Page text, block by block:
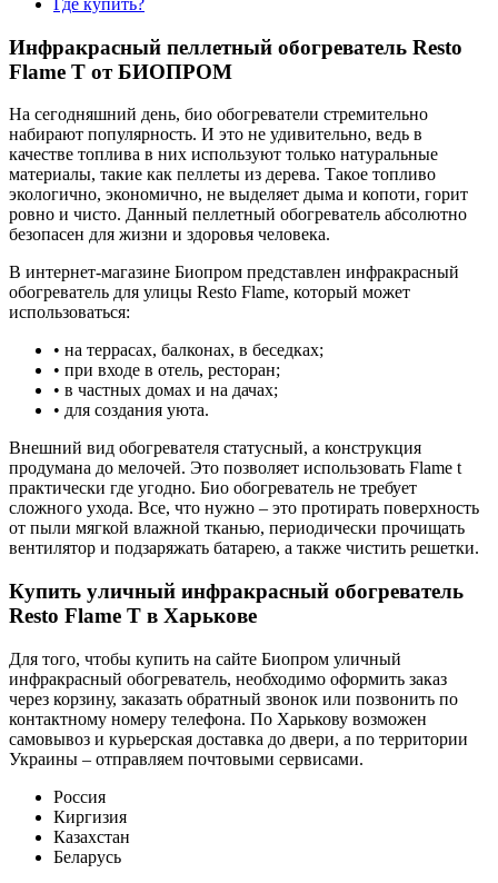
Инфракрасный пеллетный обогреватель Resto
Flame T от БИОПРОМ
На сегодняшний день, био обогреватели стремительно
набирают популярность. И это не удивительно, ведь в
качестве топлива в них используют только натуральные
материалы, такие как пеллеты из дерева. Такое топливо
экологично, экономично, не выделяет дыма и копоти, горит
ровно и чисто. Данный пеллетный обогреватель абсолютно
безопасен для жизни и здоровья человека.
В интернет-магазине Биопром представлен инфракрасный
обогреватель для улицы Resto Flame, который может
использоваться:
• на террасах, балконах, в беседках;
• при входе в отель, ресторан;
• в частных домах и на дачах;
• для создания уюта.
Внешний вид обогревателя статусный, а конструкция
продумана до мелочей. Это позволяет использовать Flame t
практически где угодно. Био обогреватель не требует
сложного ухода. Все, что нужно – это протирать поверхность
от пыли мягкой влажной тканью, периодически прочищать
вентилятор и подзаряжать батарею, а также чистить решетки.
Купить уличный инфракрасный обогреватель
Resto Flame T в Харькове
Для того, чтобы купить на сайте Биопром уличный
инфракрасный обогреватель, необходимо оформить заказ
через корзину, заказать обратный звонок или позвонить по
контактному номеру телефона. По Харькову возможен
самовывоз и курьерская доставка до двери, а по территории
Украины – отправляем почтовыми сервисами.
Россия
Киргизия
Казахстан
Беларусь